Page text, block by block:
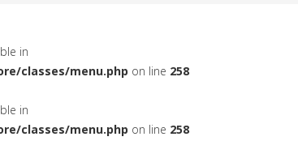
in
classes/menu.php on line 258
in
classes/menu.php on line 258